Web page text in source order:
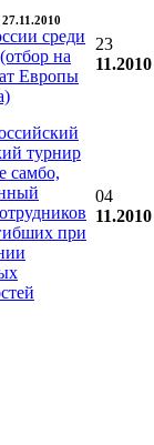
среди
на
Европы
23
11.2010
турнир
самбо,
при
04
11.2010